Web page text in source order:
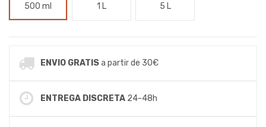
500 ml 1 L 5 L
ENVIO GRATISa partir de 30€
ENTREGA DISCRETA 24-48h